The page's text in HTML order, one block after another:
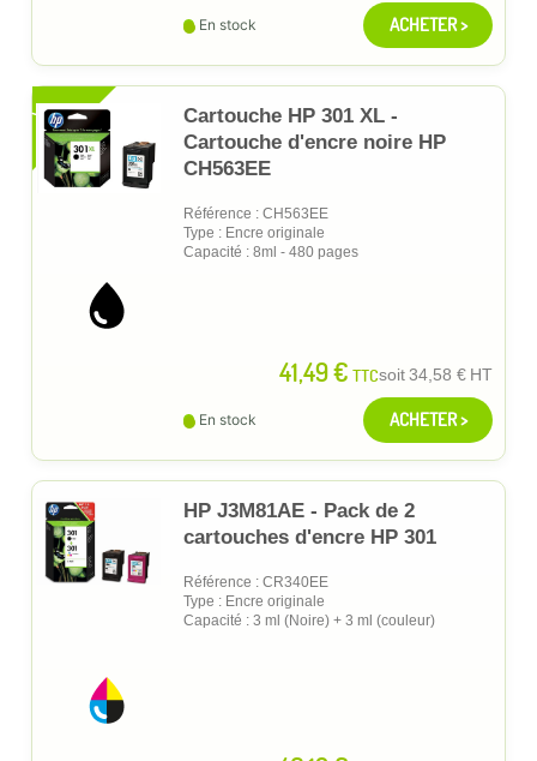
En stock ACHETER >
XL
Cartouche HP 301 XL -
Cartouche d'encre noire HP
CH563EE
Référence : CH563EE
Type : Encre originale
Capacité : 8ml - 480 pages
41,49 € TTCsoit34,58 € HT
En stock ACHETER >
HP J3M81AE - Pack de 2
cartouches d'encre HP 301
Référence : CR340EE
Type : Encre originale
Capacité : 3 ml (Noire) + 3 ml (couleur)